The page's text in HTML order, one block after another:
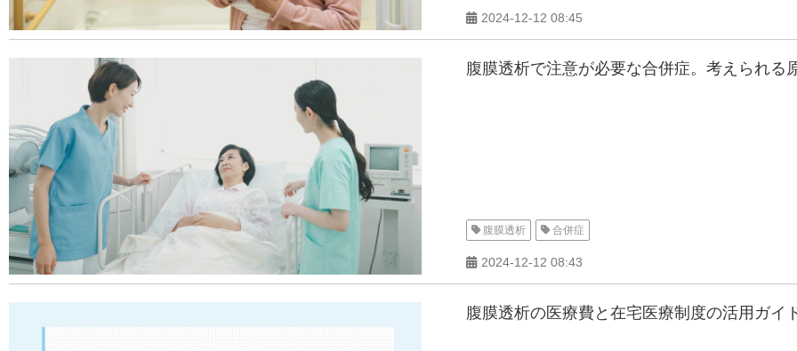
2024-12-12 08:45
腹膜透析で注意が必要な合併症。考えられる
腹膜透析 合併症
2024-12-12 08:43
腹膜透析の医療費と在宅医療制度の活用ガイ